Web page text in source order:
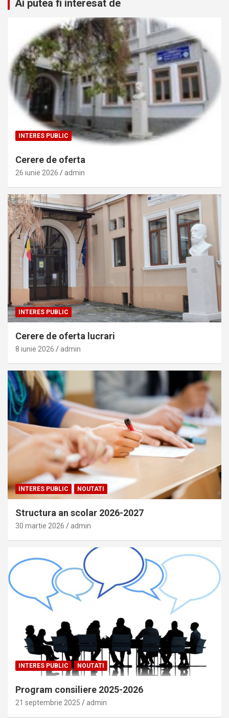
Ai putea fi interesat de
INTERES PUBLIC
Cerere de oferta
26 iunie 2026 admin
INTERES PUBLIC
Cerere de oferta lucrari
8 iunie 2026 admin
INTERES PUBLIC NOUTATI
Structura an scolar 2026-2027
30 martie 2026 admin
INTERES PUBLIC NOUTATI
Program consiliere 2025-2026
21 septembrie 2025 admin